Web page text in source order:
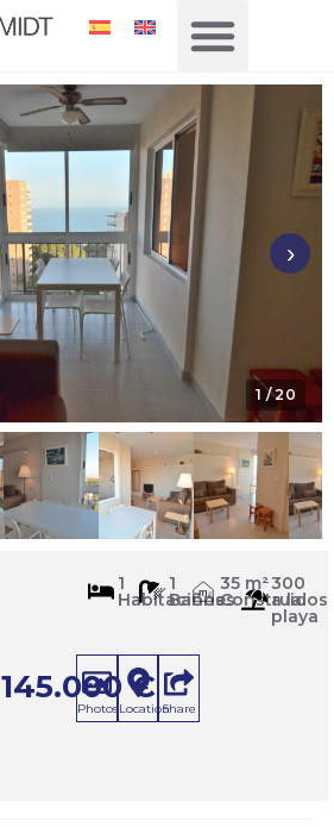
›
1 / 20
145.000€
1
Habitaciones
1
Baños
m2
35 m²
Construidos
300
a la
playa
Photos LocationShare